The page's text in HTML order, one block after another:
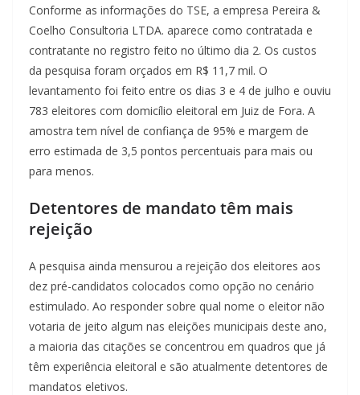
Conforme as informações do TSE, a empresa Pereira &
Coelho Consultoria LTDA. aparece como contratada e
contratante no registro feito no último dia 2. Os custos
da pesquisa foram orçados em R$ 11,7 mil. O
levantamento foi feito entre os dias 3 e 4 de julho e ouviu
783 eleitores com domicílio eleitoral em Juiz de Fora. A
amostra tem nível de confiança de 95% e margem de
erro estimada de 3,5 pontos percentuais para mais ou
para menos.
Detentores de mandato têm mais
rejeição
A pesquisa ainda mensurou a rejeição dos eleitores aos
dez pré-candidatos colocados como opção no cenário
estimulado. Ao responder sobre qual nome o eleitor não
votaria de jeito algum nas eleições municipais deste ano,
a maioria das citações se concentrou em quadros que já
têm experiência eleitoral e são atualmente detentores de
mandatos eletivos.